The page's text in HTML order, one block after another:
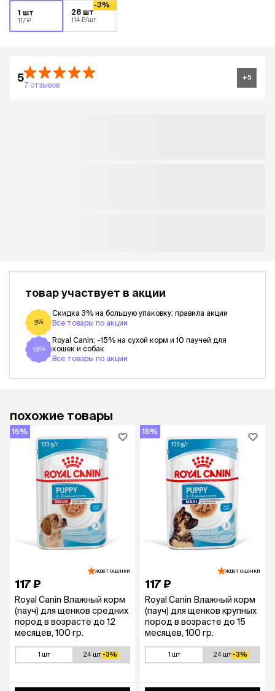
1 шт
117 ₽
28 шт
114 ₽/шт
-3%
5
7 отзывов
+5
товар участвует в акции
3%
Скидка 3% на большую упаковку: правила акции
Все товары по акции
15%
Royal Canin: -15% на сухой корм и 10 паучей для
кошек и собак
Все товары по акции
похожие товары
15%
ждет оценки
117 ₽
Royal Canin Влажный корм
(пауч) для щенков средних
пород в возрасте до 12
месяцев, 100 гр.
1 шт 24 шт -3%
15%
ждет оценки
117 ₽
Royal Canin Влажный корм
(пауч) для щенков крупных
пород в возрасте до 15
месяцев, 100 гр.
1 шт 24 шт -3%